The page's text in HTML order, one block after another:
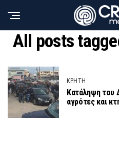
All posts
ΚΡΗΤΗ
Κατάληψη του
αγρότες και